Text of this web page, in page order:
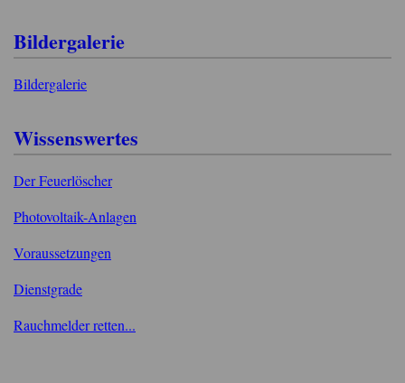
Bildergalerie
Bildergalerie
Wissenswertes
Der Feuerlöscher
Photovoltaik-Anlagen
Voraussetzungen
Dienstgrade
Rauchmelder retten...